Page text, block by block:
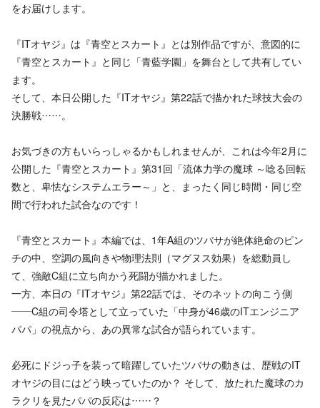
をお届けします。
『ITオヤジ』は『青空とスカート』とは別作品ですが、意図的に
『青空とスカート』と同じ「青藍学園」を舞台として共有してい
ます。
そして、本日公開した『ITオヤジ』第22話で描かれた球技大会の
決勝戦……。
お気づきの方もいらっしゃるかもしれませんが、これは今年2月に
公開した『青空とスカート』第31回「流体力学の魔球 ～唸る回転
数と、卑怯なシステムエラー～」と、まったく同じ時間・同じ空
間で行われた試合なのです！
『青空とスカート』本編では、1年A組のツバサが絶体絶命のピン
チの中、空調の風向きや物理法則（マグヌス効果）を総動員し
て、強敵C組に立ち向かう死闘が描かれました。
一方、本日の『ITオヤジ』第22話では、そのネットの向こう側
――C組の司令塔として立っていた「中身が46歳のITエンジニア
パパ」の視点から、あの異常な試合が語られています。
必死にドジっ子を装って暗躍していたツバサの動きは、歴戦のIT
オヤジの目にはどう映っていたのか？ そして、放たれた魔球のカ
ラクリを見たパパの反応は……？